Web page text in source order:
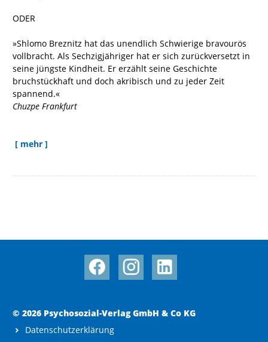
ODER
»Shlomo Breznitz hat das unendlich Schwierige bravourös
vollbracht. Als Sechzigjähriger hat er sich zurückversetzt in
seine jüngste Kindheit. Er erzählt seine Geschichte
bruchstückhaft und doch akribisch und zu jeder Zeit
spannend.«
Chuzpe Frankfurt
[ mehr ]
© 2026 Psychosozial-Verlag GmbH & Co KG
Datenschutzerklärung